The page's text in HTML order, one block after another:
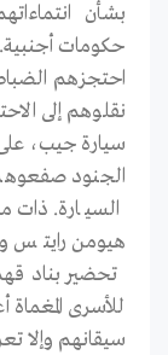
بشأن
حكومات أجنبية.
نقلوهم إلى
سيارة جيب،
الجنود
السيارة.
هيومن
تحضير
للأسرى المغماة
سيقانهم وإلا